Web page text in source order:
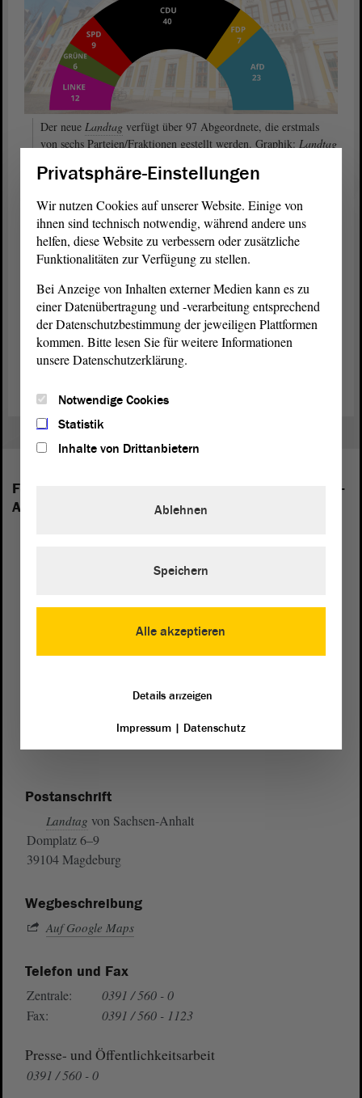
Der neue Landtag verfügt über 97 Abgeordnete, die erstmals
von sechs Parteien/Fraktionen gestellt werden. Graphik: Landtag
60 Prozent der wahl-berechtigten Menschen beteiligten sich an der
Im Ergebnis der Landtags-Wahl werden 97 Abgeordnete im neuen
Landtagvon Sachsen-Anhalt für die Interessen der Bürger da sein.
Unter den Abgeordneten sind 27 Frauen und 70 Männer.
Namen und Fotos von allen 97 Abgeordneten finden Sie in der
Vorabauflage von Kürschners Volkshandbuch des Landtags von
Sachsen-Anhalt der 8. Wahlperiode.
(Dies ist ein Angebot in Einfacher Sprache.)
Folgende Fraktionen sind im Landtag von Sachsen-
Anhalt vertreten:
Postanschrift
Landtag von Sachsen-Anhalt
Domplatz 6–9
39104 Magdeburg
Wegbeschreibung
Auf Google Maps
Telefon und Fax
Zentrale:
0391 / 560 - 0
Fax:
0391 / 560 - 1123
Presse- und Öffentlichkeitsarbeit
0391 / 560 - 0
Privatsphäre-Einstellungen
Wir nutzen Cookies auf unserer Website. Einige von
ihnen sind technisch notwendig, während andere uns
helfen, diese Website zu verbessern oder zusätzliche
Funktionalitäten zur Verfügung zu stellen.
Bei Anzeige von Inhalten externer Medien kann es zu
einer Datenübertragung und -verarbeitung entsprechend
der Datenschutzbestimmung der jeweiligen Plattformen
kommen. Bitte lesen Sie für weitere Informationen
unsere Datenschutzerklärung.
Notwendige Cookies
Statistik
Inhalte von Drittanbietern
Alle akzeptieren
Ablehnen
Speichern
Details anzeigen
Impressum| Datenschutz